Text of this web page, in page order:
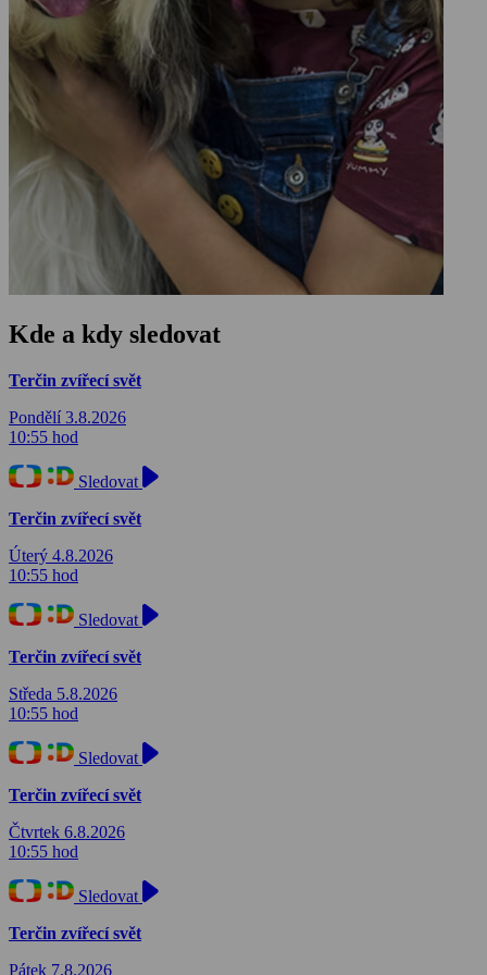
Kde a kdy sledovat
Terčin zvířecí svět
Pondělí 3.8.2026
10:55 hod
Sledovat
Terčin zvířecí svět
Úterý 4.8.2026
10:55 hod
Sledovat
Terčin zvířecí svět
Středa 5.8.2026
10:55 hod
Sledovat
Terčin zvířecí svět
Čtvrtek 6.8.2026
10:55 hod
Sledovat
Terčin zvířecí svět
Pátek 7.8.2026